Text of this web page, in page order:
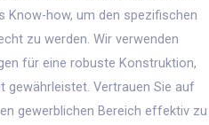
Know-how, um den spezifischen
zu werden. Wir verwenden
für eine robuste Konstruktion,
gewährleistet. Vertrauen Sie auf
gewerblichen Bereich effektiv zu